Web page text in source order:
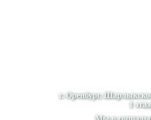
г. Оренбург,
1
Мы в